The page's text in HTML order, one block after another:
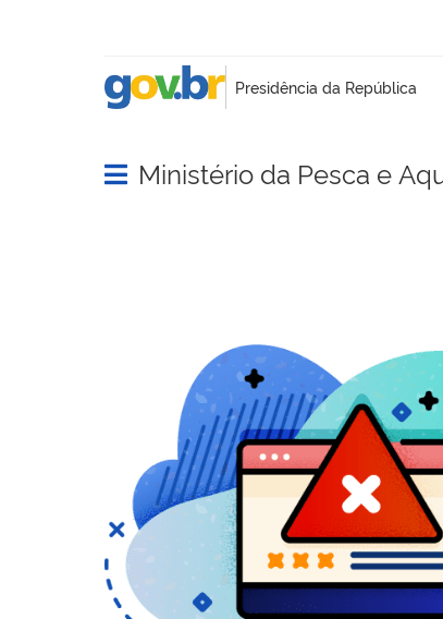
Abrir menu principal de navegação
Ministério da Pesca e